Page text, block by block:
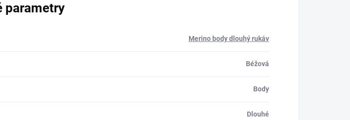
parametry
Merino body dlouhý rukáv
Béžová
Body
Dlouhé